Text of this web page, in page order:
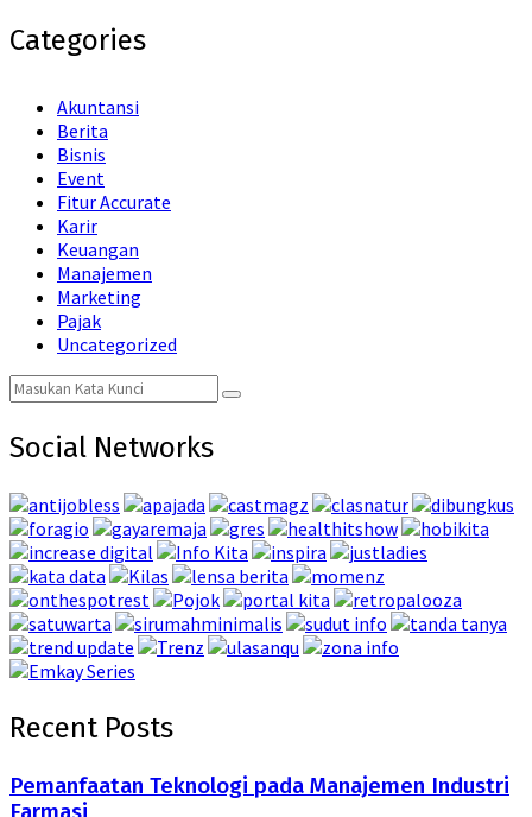
Categories
Akuntansi
Berita
Bisnis
Event
Fitur Accurate
Karir
Keuangan
Manajemen
Marketing
Pajak
Uncategorized
Search
for:
Search
Social Networks
Recent Posts
Pemanfaatan Teknologi pada Manajemen Industri